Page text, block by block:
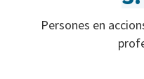
Persones en